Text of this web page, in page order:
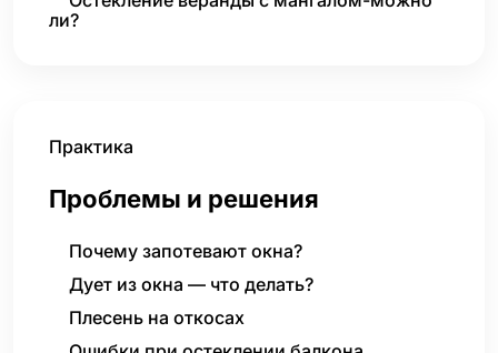
ли?
Практика
Проблемы и решения
Почему запотевают окна?
Дует из окна — что делать?
Плесень на откосах